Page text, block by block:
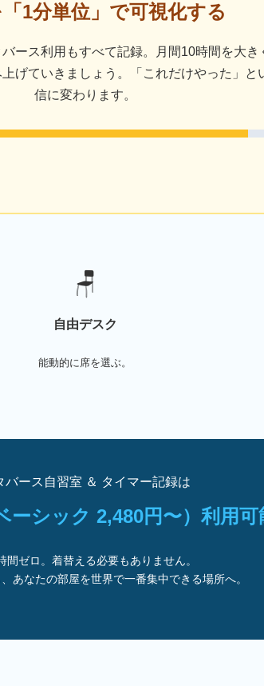
1分単位」で可視化する
ース利用もすべて記録。月間10時間を大
げていきましょう。「これだけやった」と
信に変わります。
🪑
自由デスク
能動的に席を選ぶ。
バース自習室 ＆ タイマー記録は
ーシック 2,480円〜）利用可
間ゼロ。着替える必要もありません。
あなたの部屋を世界で一番集中できる場所へ。